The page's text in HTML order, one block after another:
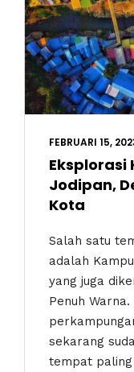
FEBRUARI 15,
Eksplorasi
Jodipan,
Kota
Salah satu
adalah
yang juga
Penuh
sekarang
tempat